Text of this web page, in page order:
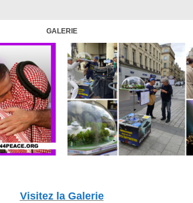
GALERIE
Visitez la Galerie